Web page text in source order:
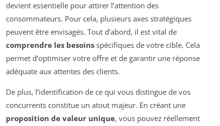
devient essentielle pour attirer l’attention des
consommateurs. Pour cela, plusieurs axes stratégiques
peuvent être envisagés. Tout d’abord, il est vital de
comprendre les besoins spécifiques de votre cible. Cela
permet d’optimiser votre offre et de garantir une réponse
adéquate aux attentes des clients.
De plus, l’identification de ce qui vous distingue de vos
concurrents constitue un atout majeur. En créant une
proposition de valeur unique, vous pouvez réellement